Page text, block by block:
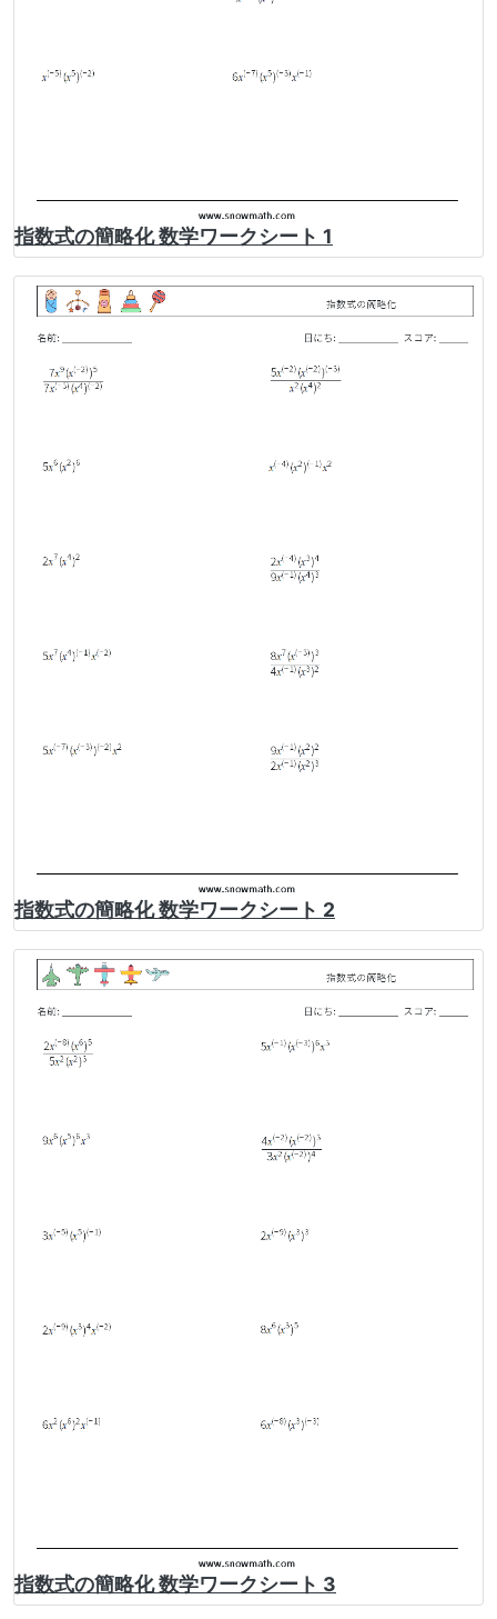
指数式の簡略化 数学ワークシート 1
指数式の簡略化 数学ワークシート 2
指数式の簡略化 数学ワークシート 3